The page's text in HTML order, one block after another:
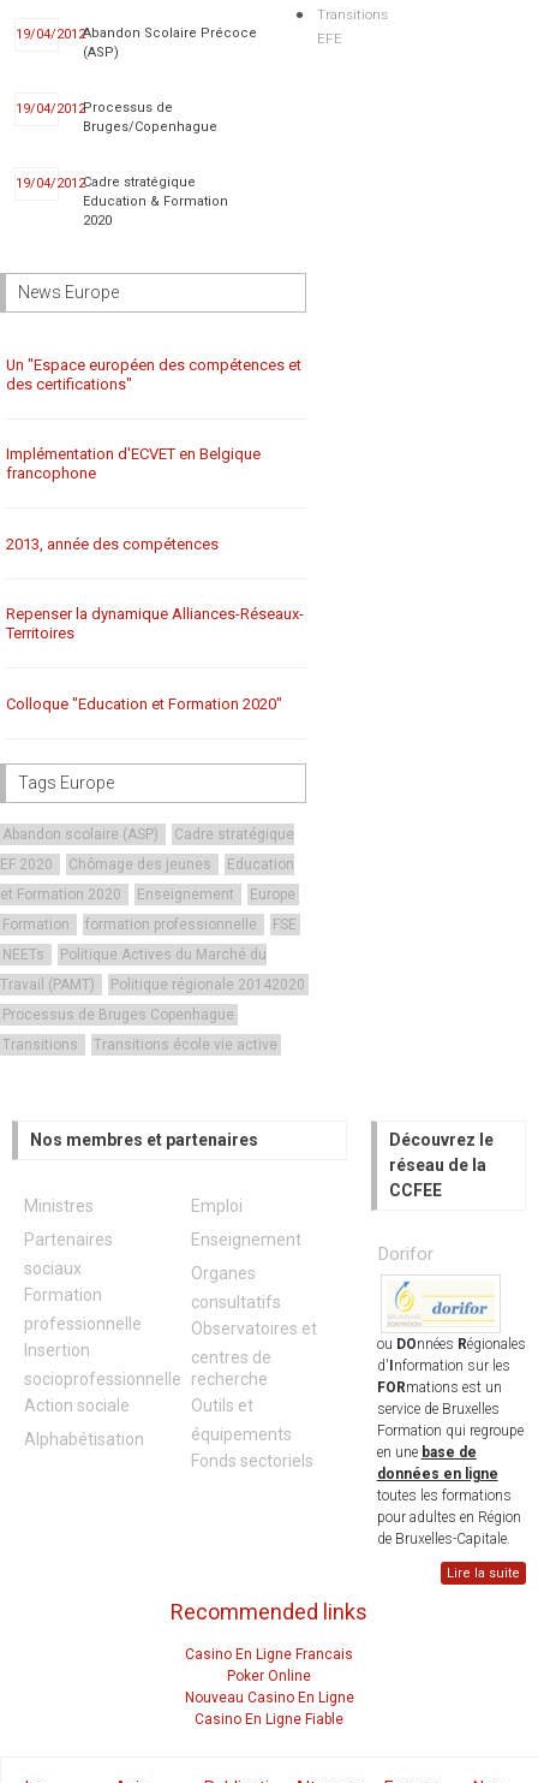
19/04/2012Abandon Scolaire Précoce
(ASP)
19/04/2012Processus de
Bruges/Copenhague
19/04/2012Cadre stratégique
Education & Formation
2020
Transitions
EFE
News Europe
Un "Espace européen des compétences et
des certifications"
Implémentation d'ECVET en Belgique
francophone
2013, année des compétences
Repenser la dynamique Alliances-Réseaux-
Territoires
Colloque "Education et Formation 2020"
Tags Europe
Abandon scolaire (ASP)
Cadre stratégique
EF 2020
Chômage des jeunes
Education
et Formation 2020
Enseignement
Europe
Formation
formation professionnelle
FSE
NEETs
Politique Actives du Marché du
Travail (PAMT)
Politique régionale 20142020
Processus de Bruges Copenhague
Transitions
Transitions école vie active
Nos membres et partenaires
Ministres
Partenaires
sociaux
Formation
professionnelle
Insertion
socioprofessionnelle
Action sociale
Alphabétisation
Emploi
Enseignement
Organes
consultatifs
Observatoires et
centres de
recherche
Outils et
équipements
Fonds sectoriels
Découvrez le
réseau de la
CCFEE
Dorifor
ou DOnnées Régionales
d'Information sur les
FORmations est un
service de Bruxelles
Formation qui regroupe
en une base de
données en ligne
toutes les formations
pour adultes en Région
de Bruxelles-Capitale.
Lire la suite
Recommended links
Casino En Ligne Francais
Poker Online
Nouveau Casino En Ligne
Casino En Ligne Fiable